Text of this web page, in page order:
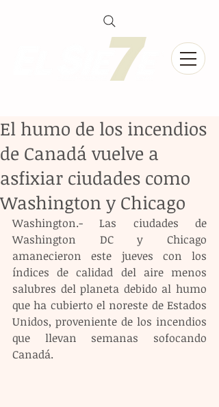
El humo de los incendios
de Canadá vuelve a
asfixiar ciudades como
Washington y Chicago
Washington.- Las ciudades de
Washington DC y Chicago
amanecieron este jueves con los
índices de calidad del aire menos
salubres del planeta debido al humo
que ha cubierto el noreste de Estados
Unidos, proveniente de los incendios
que llevan semanas sofocando
Canadá.